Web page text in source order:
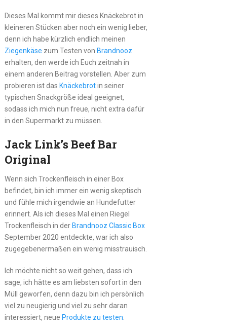
Dieses Mal kommt mir dieses Knäckebrot in
kleineren Stücken aber noch ein wenig lieber,
denn ich habe kürzlich endlich meinen
Ziegenkäse zum Testen von Brandnooz
erhalten, den werde ich Euch zeitnah in
einem anderen Beitrag vorstellen. Aber zum
probieren ist das Knäckebrotin seiner
typischen Snackgröße ideal geeignet,
sodass ich mich nun freue, nicht extra dafür
in den Supermarkt zu müssen.
Jack Link’s Beef Bar
Original
Wenn sich Trockenfleisch in einer Box
befindet, bin ich immer ein wenig skeptisch
und fühle mich irgendwie an Hundefutter
erinnert. Als ich dieses Mal einen Riegel
Trockenfleisch in der Brandnooz Classic Box
September 2020 entdeckte, war ich also
zugegebenermaßen ein wenig misstrauisch.
Ich möchte nicht so weit gehen, dass ich
sage, ich hätte es am liebsten sofort in den
Müll geworfen, denn dazu bin ich persönlich
viel zu neugierig und viel zu sehr daran
interessiert, neue Produkte zu testen